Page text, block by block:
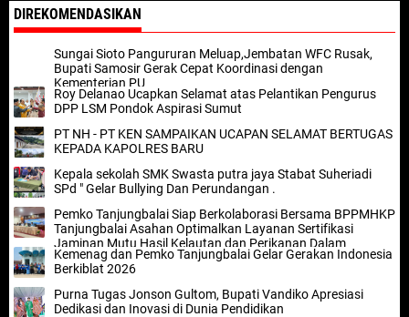
DIREKOMENDASIKAN
Sungai Sioto Pangururan Meluap,Jembatan WFC Rusak,
Bupati Samosir Gerak Cepat Koordinasi dengan
Kementerian PU
Roy Delanao Ucapkan Selamat atas Pelantikan Pengurus
DPP LSM Pondok Aspirasi Sumut
PT NH - PT KEN SAMPAIKAN UCAPAN SELAMAT BERTUGAS
KEPADA KAPOLRES BARU
Kepala sekolah SMK Swasta putra jaya Stabat Suheriadi
SPd " Gelar Bullying Dan Perundangan .
Pemko Tanjungbalai Siap Berkolaborasi Bersama BPPMHKP
Tanjungbalai Asahan Optimalkan Layanan Sertifikasi
Jaminan Mutu Hasil Kelautan dan Perikanan Dalam
Mendukung Program Prioritas Nasional KKP
Kemenag dan Pemko Tanjungbalai Gelar Gerakan Indonesia
Berkiblat 2026
Purna Tugas Jonson Gultom, Bupati Vandiko Apresiasi
Dedikasi dan Inovasi di Dunia Pendidikan